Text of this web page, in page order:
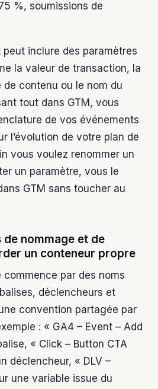
%, soumissions de
inclure des paramètres
la valeur de transaction, la
contenu ou le nom du
tout dans GTM, vous
de vos événements
l’évolution de votre plan de
vous voulez renommer un
un paramètre, vous le
GTM sans toucher au
nommage et de
un conteneur propre
commence par des noms
déclencheurs et
convention partagée par
: « GA4 – Event – Add
« Click – Button CTA
déclencheur, « DLV –
une variable issue du